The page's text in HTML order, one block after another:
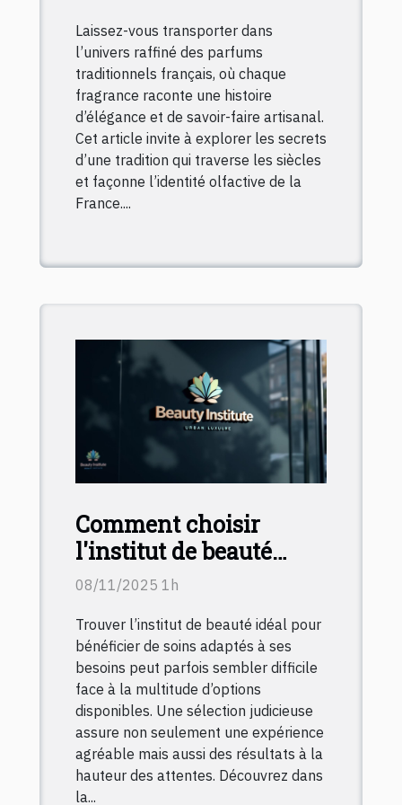
Laissez-vous transporter dans
l’univers raffiné des parfums
traditionnels français, où chaque
fragrance raconte une histoire
d’élégance et de savoir-faire artisanal.
Cet article invite à explorer les secrets
d’une tradition qui traverse les siècles
et façonne l’identité olfactive de la
France....
Comment choisir
l'institut de beauté
idéal pour vos soins ?
08/11/2025 1h
Trouver l’institut de beauté idéal pour
bénéficier de soins adaptés à ses
besoins peut parfois sembler difficile
face à la multitude d’options
disponibles. Une sélection judicieuse
assure non seulement une expérience
agréable mais aussi des résultats à la
hauteur des attentes. Découvrez dans
la...